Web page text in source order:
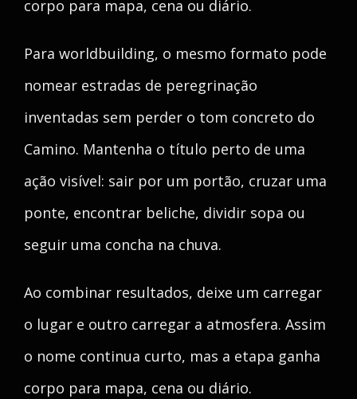
corpo para mapa, cena ou diário.
Para worldbuilding, o mesmo formato pode
nomear estradas de peregrinação
inventadas sem perder o tom concreto do
Camino. Mantenha o título perto de uma
ação visível: sair por um portão, cruzar uma
ponte, encontrar beliche, dividir sopa ou
seguir uma concha na chuva.
Ao combinar resultados, deixe um carregar
o lugar e outro carregar a atmosfera. Assim
o nome continua curto, mas a etapa ganha
corpo para mapa, cena ou diário.